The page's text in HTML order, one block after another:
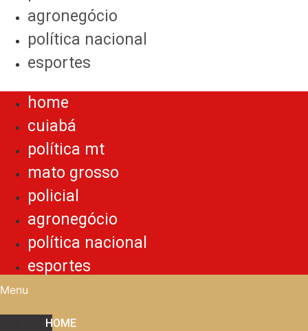
agronegócio
política nacional
esportes
home
cuiabá
política mt
mato grosso
policial
agronegócio
política nacional
esportes
Menu
HOME